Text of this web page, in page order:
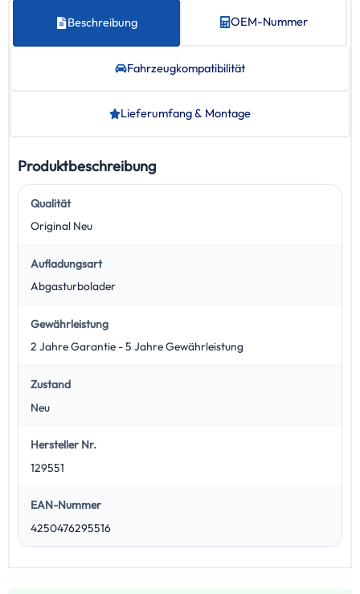
Beschreibung OEM-Nummer
Fahrzeug­kompatibilität
Lieferumfang & Montage
Produktbeschreibung
Qualität
Original Neu
Aufladungsart
Abgasturbolader
Gewährleistung
2 Jahre Garantie - 5 Jahre Gewährleistung
Zustand
Neu
Hersteller Nr.
129551
EAN-Nummer
4250476295516